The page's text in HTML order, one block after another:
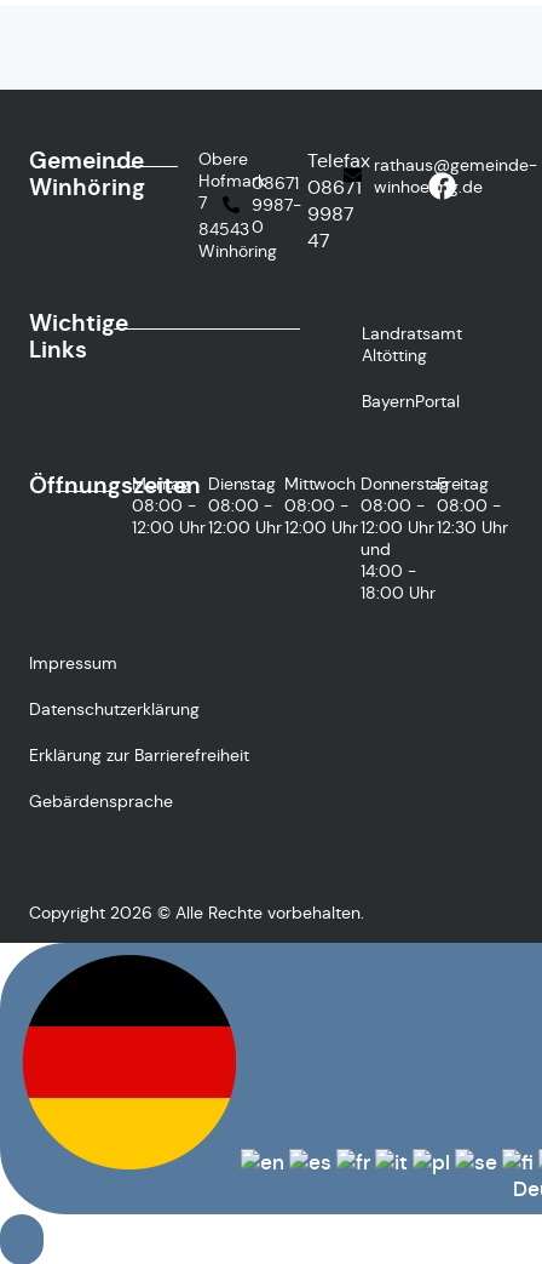
Gemeinde
Winhöring
Obere
Hofmark
7
84543
Winhöring
08671
9987-
0
Telefax
08671
9987
47
rathaus@gemeinde-
winhoering.de
Wichtige
Links
Landratsamt
Altötting
BayernPortal
Öffnungszeiten
Montag
08:00 -
12:00 Uhr
Dienstag
08:00 -
12:00 Uhr
Mittwoch
08:00 -
12:00 Uhr
Donnerstag
08:00 -
12:00 Uhr
und
14:00 -
18:00 Uhr
Freitag
08:00 -
12:30 Uhr
Impressum
Datenschutzerklärung
Erklärung zur Barrierefreiheit
Gebärdensprache
Copyright 2026 © Alle Rechte vorbehalten.